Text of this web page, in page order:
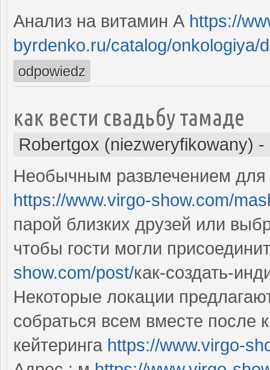
Анализ на витамин А https://
byrdenko.ru/catalog/onkologiya/
odpowiedz
как вести свадьбу тамаде
Robertgox (niezweryfikowany) -
Необычным развлечением для
https://www.virgo-show.com/
парой близких друзей или
чтобы гости могли
show.com/post/как-создать-
Некоторые локации
собраться всем вместе после
кейтеринга https://www.virgo-